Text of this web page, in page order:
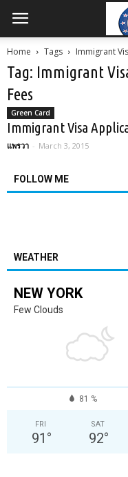
Home Tags Immigrant
Tag: Immigrant
Fees
Green Card
Immigrant Visa
แพรวา - March 3, 2015
FOLLOW ME
WEATHER
NEW YORK
Few Clouds
81 %
FRI
91 °
SAT
92°